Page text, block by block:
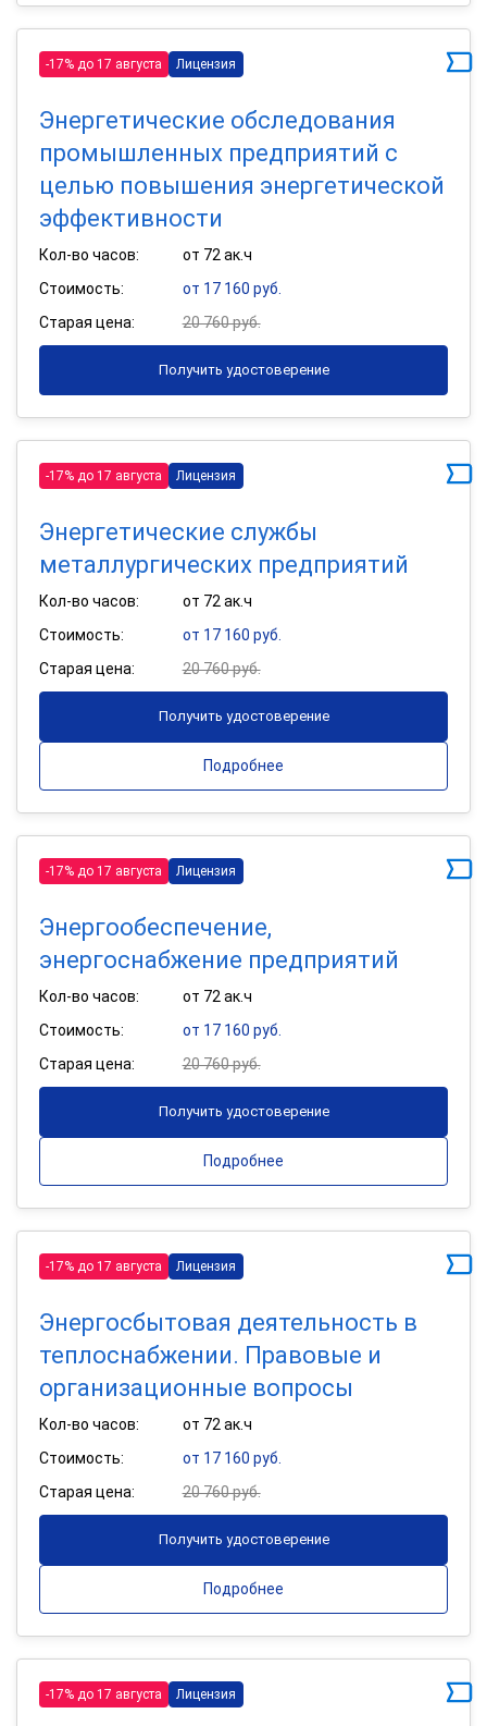
-17% до 17 августа Лицензия
Энергетические обследования
промышленных предприятий с
целью повышения энергетической
эффективности
Кол-во часов:
от 72 ак.ч
Стоимость:
от 17 160 руб.
Старая цена:
20 760 руб.
Получить удостоверение
-17% до 17 августа Лицензия
Энергетические службы
металлургических предприятий
Кол-во часов:
от 72 ак.ч
Стоимость:
от 17 160 руб.
Старая цена:
20 760 руб.
Получить удостоверение
Подробнее
-17% до 17 августа Лицензия
Энергообеспечение,
энергоснабжение предприятий
Кол-во часов:
от 72 ак.ч
Стоимость:
от 17 160 руб.
Старая цена:
20 760 руб.
Получить удостоверение
Подробнее
-17% до 17 августа Лицензия
Энергосбытовая деятельность в
теплоснабжении. Правовые и
организационные вопросы
Кол-во часов:
от 72 ак.ч
Стоимость:
от 17 160 руб.
Старая цена:
20 760 руб.
Получить удостоверение
Подробнее
-17% до 17 августа Лицензия